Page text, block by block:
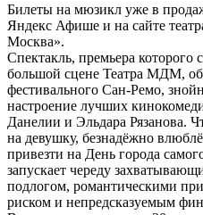
Билеты на мюзикл уже в
Яндекс Афише и на сайте
Москва».
Спектакль, премьера которого
большой сцене Театра МДМ,
фестивального Сан-Ремо,
настроение лучших
Данелии и Эльдара Рязанова.
на девушку, безнадёжно
привезти на День города
запускает череду
подлогом, романтическими
риском и непредсказуемым